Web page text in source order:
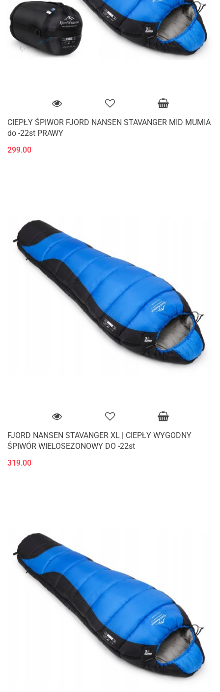
CIEPŁY ŚPIWOR FJORD NANSEN STAVANGER MID MUMIA
do -22st PRAWY
299.00
FJORD NANSEN STAVANGER XL | CIEPŁY WYGODNY
ŚPIWÓR WIELOSEZONOWY DO -22st
319.00